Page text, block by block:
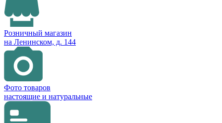
Розничный магазин
на Ленинском, д. 144
Фото товаров
настоящие и натуральные